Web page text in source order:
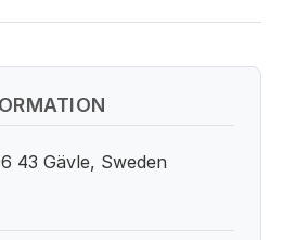
43 Gävle, Sweden